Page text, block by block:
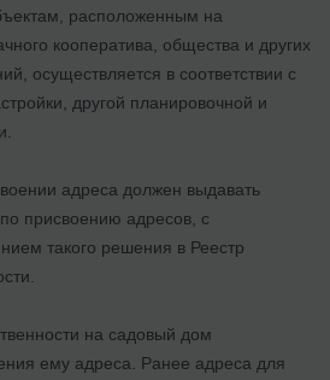
расположенным на
кооператива, общества и других
осуществляется в соответствии с
другой планировочной и
адреса должен выдавать
присвоению адресов, с
такого решения в Реестр
на садовый дом
ему адреса. Ранее адреса для